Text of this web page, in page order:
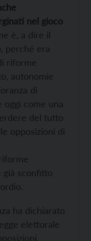
nel gioco
è, a dire il
perché era
riforme
autonomie
di
come una
del tutto
opposizioni di
già sconfitto
ha dichiarato
elettorale